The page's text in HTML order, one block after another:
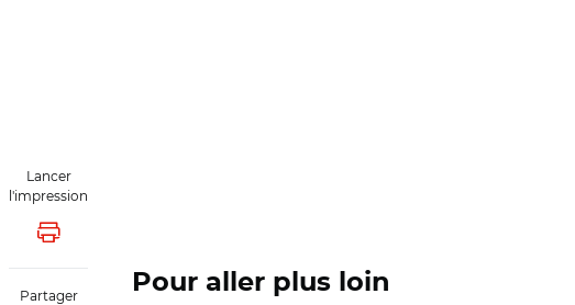
Lancer
l'impression
Lancer l'impression
Partager
Pour aller plus loin